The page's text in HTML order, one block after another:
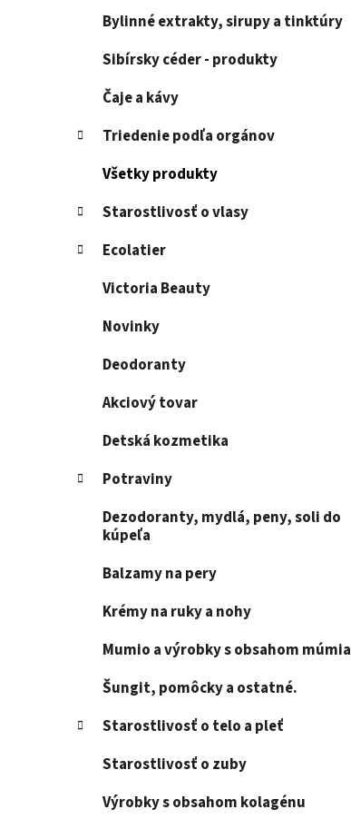
Bylinné extrakty, sirupy a tinktúry
Sibírsky céder - produkty
Čaje a kávy
Triedenie podľa orgánov
Všetky produkty
Starostlivosť o vlasy
Ecolatier
Victoria Beauty
Novinky
Deodoranty
Akciový tovar
Detská kozmetika
Potraviny
Dezodoranty, mydlá, peny, soli do
kúpeľa
Balzamy na pery
Krémy na ruky a nohy
Mumio a výrobky s obsahom múmia
Šungit, pomôcky a ostatné.
Starostlivosť o telo a pleť
Starostlivosť o zuby
Výrobky s obsahom kolagénu